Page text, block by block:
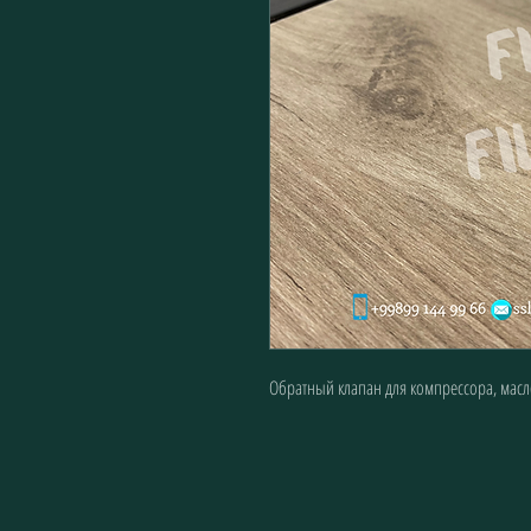
Обратный клапан для компрессора,